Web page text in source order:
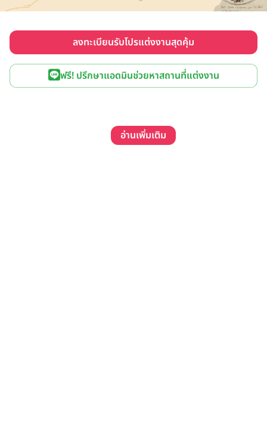
ลงทะเบียนรับโปรแต่งงานสุดคุ้ม
ฟรี! ปรึกษาแอดมินช่วยหาสถานที่แต่งงาน
อ่านเพิ่มเติม